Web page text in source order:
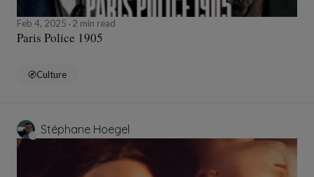
Feb 4, 2025 2 min read
Paris Police 1905
Culture
Stéphane Hoegel